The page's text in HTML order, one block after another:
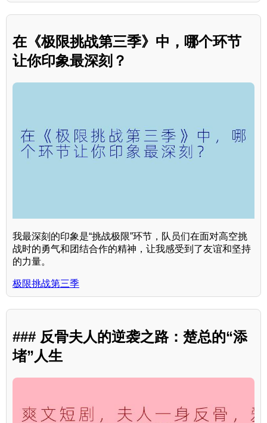
在《极限挑战第三季》中，哪个环节
让你印象最深刻？
我最深刻的印象是“挑战极限”环节，队员们在面对高空挑
战时的勇气和团结合作的精神，让我感受到了友谊和坚持
的力量。
极限挑战第三季
### 反骨夫人的逆袭之路：楚总的“添
堵”人生